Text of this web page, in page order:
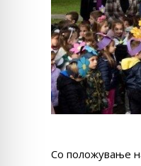
Со положување